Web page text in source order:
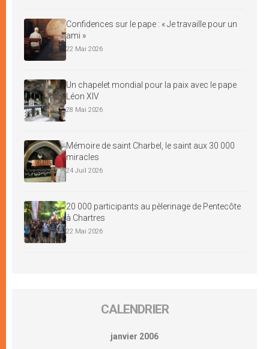
Confidences sur le pape : « Je travaille pour un
ami »
22 Mai 2026
Un chapelet mondial pour la paix avec le pape
Léon XIV
28 Mai 2026
Mémoire de saint Charbel, le saint aux 30 000
miracles
24 Juil 2026
20 000 participants au pèlerinage de Pentecôte
à Chartres
22 Mai 2026
CALENDRIER
janvier 2006